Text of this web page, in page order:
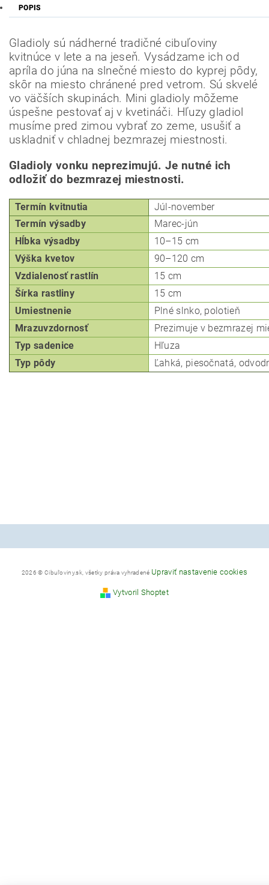
POPIS
Gladioly sú nádherné tradičné cibuľoviny
kvitnúce v lete a na jeseň. Vysádzame ich od
apríla do júna na slnečné miesto do kyprej pôdy,
skôr na miesto chránené pred vetrom. Sú skvelé
vo väčších skupinách. Mini gladioly môžeme
úspešne pestovať aj v kvetináči. Hľuzy gladiol
musíme pred zimou vybrať zo zeme, usušiť a
uskladniť v chladnej bezmrazej miestnosti.
Gladioly vonku neprezimujú. Je nutné ich
odložiť do bezmrazej miestnosti.
Termín kvitnutia
Júl-november
Termín výsadby
Marec-jún
Hĺbka výsadby
10–15 cm
Výška kvetov
90–120 cm
Vzdialenosť rastlín
15 cm
Šírka rastliny
15 cm
Umiestnenie
Plné slnko, polotieň
Mrazuvzdornosť
Prezimuje v bezmrazej
Typ sadenice
Hľuza
Typ pôdy
Ľahká, piesočnatá,
2026 © Cibuľoviny.sk, všetky práva vyhradené Upraviť nastavenie cookies
Vytvoril Shoptet
Odoslať
Powered by chaterimo